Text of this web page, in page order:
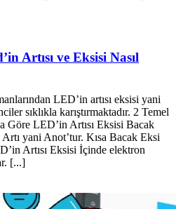
Artısı ve Eksisi Nasıl
LED’in artısı eksisi yani
sıklıkla karıştırmaktadır. 2 Temel
Göre LED’in Artısı Eksisi Bacak
yani Anot’tur. Kısa Bacak Eksi
Artısı Eksisi İçinde elektron
[...]